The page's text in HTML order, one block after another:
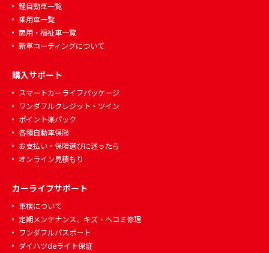
軽自動車一覧
乗用車一覧
商用・福祉車一覧
新車コーティングについて
購入サポート
スマートカーライフパッケージ
ワンダフルクレジット・ツイン
ポイント楽パック
各種自動車保険
お支払い・保険選びに迷ったら
オンライン見積もり
カーライフサポート
車検について
定期メンテナンス、キズ・ヘコミ修理
ワンダフルパスポート
ダイハツdeライト保証